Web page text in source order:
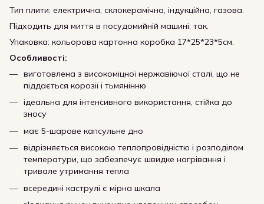
Тип плити: електрична, склокерамічна, індукційна, газова.
Підходить для миття в посудомийній машині: так.
Упаковка: кольорова картонна коробка 17*25*23*5см.
Особливості:
виготовлена з високоміцної нержавіючої сталі, що не
піддається корозії і тьмянінню
ідеальна для інтенсивного використання, стійка до
зносу
має 5-шарове капсульне дно
відрізняється високою теплопровідністю і розподілом
температури, що забезпечує швидке нагрівання і
тривале утримання тепла
всередині каструлі є мірна шкала